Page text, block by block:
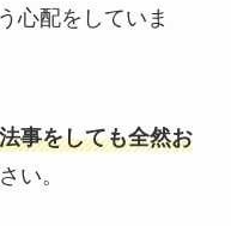
心配をしていま
事をしても全然お
い。